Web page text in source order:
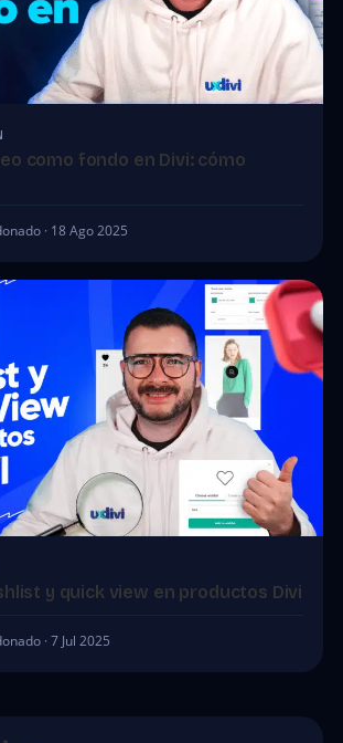
como fondo en Divi: cómo
· 18 Ago 2025
y quick view en productos Divi
· 7 Jul 2025